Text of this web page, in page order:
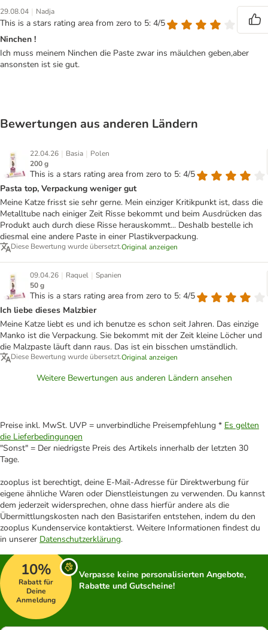
29.08.04 | Nadja
This is a stars rating area from zero to 5: 4/5
Ninchen !
Ich muss meinem Ninchen die Paste zwar ins mäulchen geben,aber
ansonsten ist sie gut.
Bewertungen aus anderen Ländern
22.04.26 | Basia | Polen
200 g
This is a stars rating area from zero to 5: 4/5
Pasta top, Verpackung weniger gut
Meine Katze frisst sie sehr gerne. Mein einziger Kritikpunkt ist, dass die
Metalltube nach einiger Zeit Risse bekommt und beim Ausdrücken das
Produkt auch durch diese Risse herauskommt... Deshalb bestelle ich
diesmal eine andere Paste in einer Plastikverpackung.
Diese Bewertung wurde übersetzt.Original anzeigen
09.04.26 | Raquel | Spanien
50 g
This is a stars rating area from zero to 5: 4/5
Ich liebe dieses Malzbier
Meine Katze liebt es und ich benutze es schon seit Jahren. Das einzige
Manko ist die Verpackung. Sie bekommt mit der Zeit kleine Löcher und
die Malzpaste läuft dann raus. Das ist ein bisschen umständlich.
Diese Bewertung wurde übersetzt.Original anzeigen
Weitere Bewertungen aus anderen Ländern ansehen
Preise inkl. MwSt. UVP = unverbindliche Preisempfehlung * Es gelten
die Lieferbedingungen
"Sonst" = Der niedrigste Preis des Artikels innerhalb der letzten 30
Tage.
zooplus ist berechtigt, deine E-Mail-Adresse für Direktwerbung für
eigene ähnliche Waren oder Dienstleistungen zu verwenden. Du kannst
dem jederzeit widersprechen, ohne dass hierfür andere als die
Übermittlungskosten nach den Basistarifen entstehen, indem du den
zooplus Kundenservice kontaktierst. Weitere Informationen findest du
in unserer Datenschutzerklärung.
10%
Rabatt für
Deine
Anmeldung
Verpasse keine personalisierten Angebote,
Rabatte und Gutscheine!